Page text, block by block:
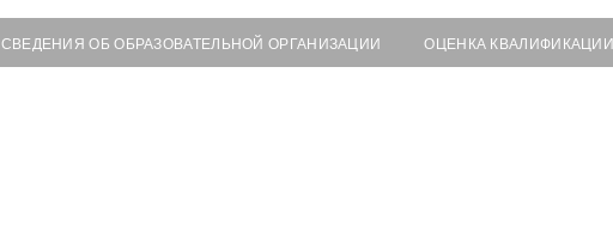
СВЕДЕНИЯ ОБ ОБРАЗОВАТЕЛЬНОЙ ОРГАНИЗАЦИИ ОЦЕНКА КВАЛИФИКАЦИИ